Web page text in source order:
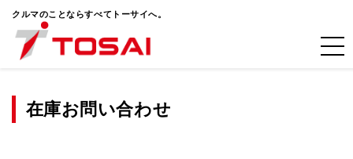
クルマのことならすべてトーサイへ。
在庫お問い合わせ